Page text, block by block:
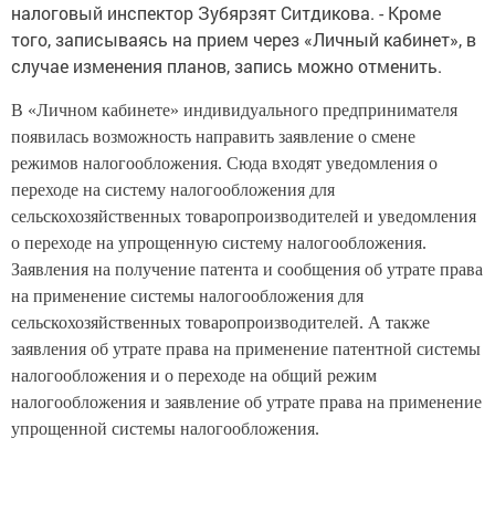
налоговый инспектор Зубярзят Ситдикова. - Кроме
того, записываясь на прием через «Личный кабинет», в
случае изменения планов, запись можно отменить.
В «Личном кабинете» индивидуального предпринимателя
появилась возможность направить заявление о смене
режимов налогообложения. Сюда входят уведомления о
переходе на систему налогообложения для
сельскохозяйственных товаропроизводителей и уведомления
о переходе на упрощенную систему налогообложения.
Заявления на получение патента и сообщения об утрате права
на применение системы налогообложения для
сельскохозяйственных товаропроизводителей. А также
заявления об утрате права на применение патентной системы
налогообложения и о переходе на общий режим
налогообложения и заявление об утрате права на применение
упрощенной системы налогообложения.